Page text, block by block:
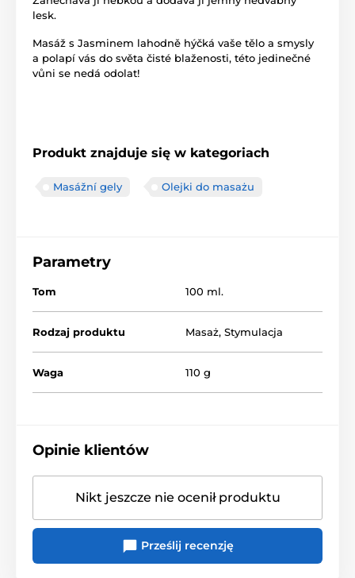
lesk.
Masáž s Jasminem lahodně hýčká vaše tělo a smysly
a polapí vás do světa čisté blaženosti, této jedinečné
vůni se nedá odolat!
Produkt znajduje się w kategoriach
Masážní gely Olejki do masażu
Parametry
Tom 100 ml.
Rodzaj produktu Masaż, Stymulacja
Waga 110 g
Opinie klientów
Nikt jeszcze nie ocenił produktu
Prześlij recenzję